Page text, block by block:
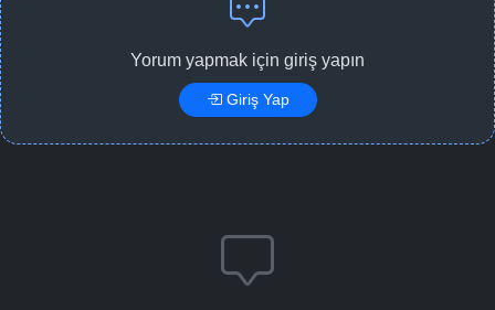
Yorum yapmak için giriş yapın
Giriş Yap